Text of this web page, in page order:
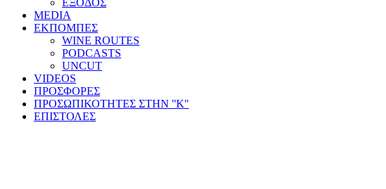
ΕΞΟΔΟΣ
MEDIA
ΕΚΠΟΜΠΕΣ
WINE ROUTES
PODCASTS
UNCUT
VIDEOS
ΠΡΟΣΦΟΡΕΣ
ΠΡΟΣΩΠΙΚΟΤΗΤΕΣ ΣΤΗΝ ''Κ''
ΕΠΙΣΤΟΛΕΣ